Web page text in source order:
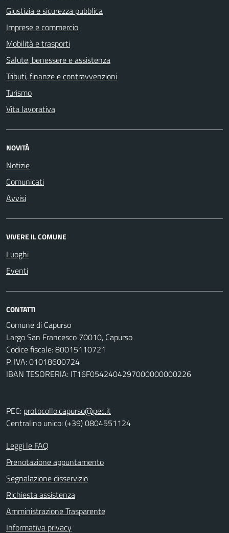
Giustizia e sicurezza pubblica
Imprese e commercio
Mobilità e trasporti
Salute, benessere e assistenza
Tributi, finanze e contravvenzioni
Turismo
Vita lavorativa
NOVITÀ
Notizie
Comunicati
Avvisi
VIVERE IL COMUNE
Luoghi
Eventi
CONTATTI
Comune di Capurso
Largo San Francesco 70010, Capurso
Codice fiscale: 80015110721
P. IVA: 01018600724
IBAN TESORERIA: IT16F0542404297000000000226
PEC: protocollo.capurso@pec.it
Centralino unico: (+39) 0804551124
Leggi le FAQ
Prenotazione appuntamento
Segnalazione disservizio
Richiesta assistenza
Amministrazione Trasparente
Informativa privacy